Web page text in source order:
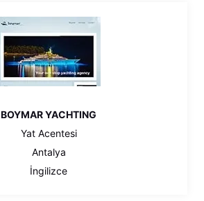
BOYMAR YACHTING
Yat Acentesi
Antalya
İngilizce